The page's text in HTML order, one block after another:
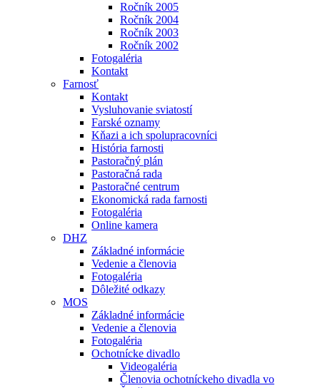
Ročník 2005
Ročník 2004
Ročník 2003
Ročník 2002
Fotogaléria
Kontakt
Farnosť
Kontakt
Vysluhovanie sviatostí
Farské oznamy
Kňazi a ich spolupracovníci
História farnosti
Pastoračný plán
Pastoračná rada
Pastoračné centrum
Ekonomická rada farnosti
Fotogaléria
Online kamera
DHZ
Základné informácie
Vedenie a členovia
Fotogaléria
Dôležité odkazy
MOS
Základné informácie
Vedenie a členovia
Fotogaléria
Ochotnícke divadlo
Videogaléria
Členovia ochotníckeho divadla vo